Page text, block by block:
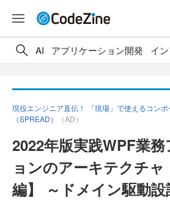
AI アプリケーション開発 イ
現役エンジニア直伝！ 「現場」で使えるコン
（SPREAD）
（AD）
2022年版実践WPF業
ョンのアーキテクチャ
編】 ～ドメイン駆動